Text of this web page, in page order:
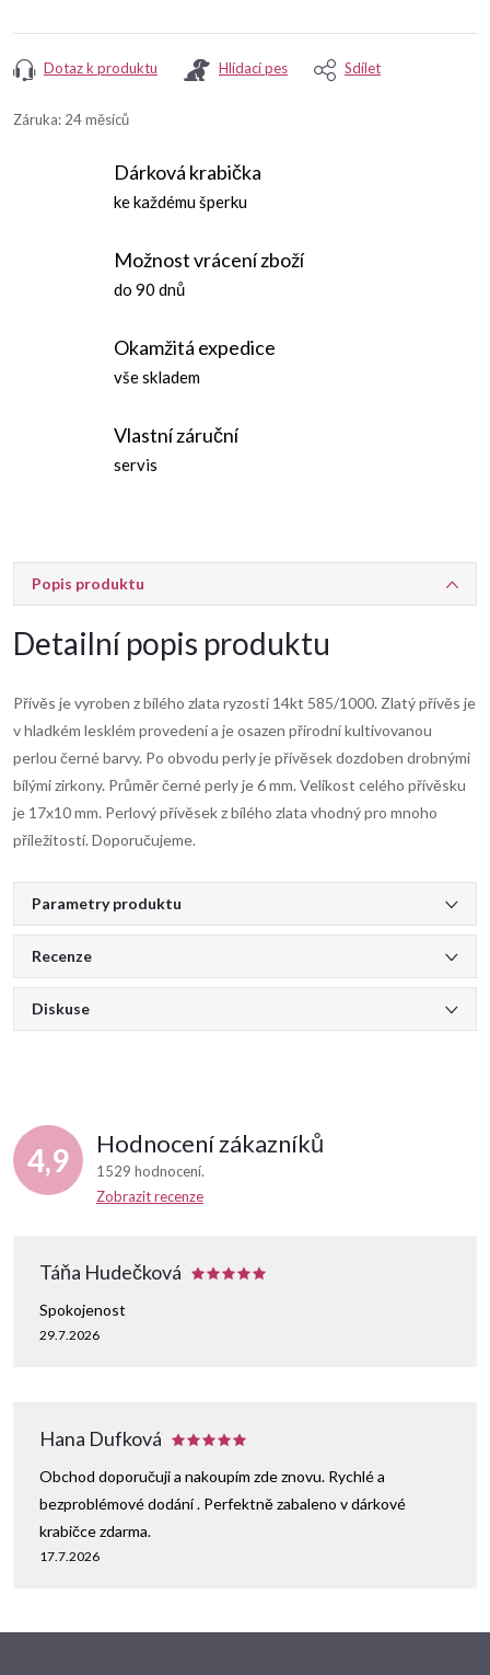
Dotaz k produktu Hlídací pes Sdílet
Záruka: 24 měsíců
Dárková krabička
ke každému šperku
Možnost vrácení zboží
do 90 dnů
Okamžitá expedice
vše skladem
Vlastní záruční
servis
Popis produktu
Detailní popis produktu
Přívěs je vyroben z bílého zlata ryzosti 14kt 585/1000. Zlatý přívěs je
v hladkém lesklém provedení a je osazen přírodní kultivovanou
perlou černé barvy. Po obvodu perly je přívěsek dozdoben drobnými
bílými zirkony. Průměr černé perly je 6 mm. Velikost celého přívěsku
je 17x10 mm. Perlový přívěsek z bílého zlata vhodný pro mnoho
příležitostí. Doporučujeme.
Parametry produktu
Recenze
Diskuse
4,9 Hodnocení zákazníků
1529 hodnocení
Zobrazit recenze
Táňa Hudečková
29.7.2026
Spokojenost
Hana Dufková
17.7.2026
Obchod doporučuji a nakoupím zde znovu. Rychlé a
bezproblémové dodání . Perfektně zabaleno v dárkové
krabičce zdarma.